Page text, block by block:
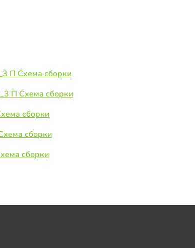
П Схема сборки
П Схема сборки
сборки
сборки
сборки